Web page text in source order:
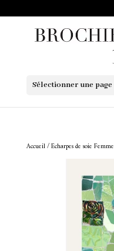
Sélectionner une page
Accueil/Echarpes de soie Femme